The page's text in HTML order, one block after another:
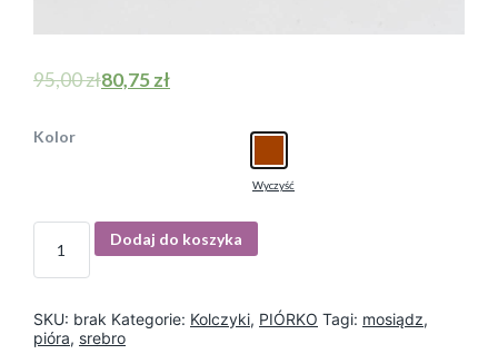
95,00zł80,75zł
Kolor
Wyczyść
I
ś
Dodaj do koszyka
SKU: brak Kategorie: Kolczyki, PIÓRKO Tagi: mosiądz,
pióra, srebro